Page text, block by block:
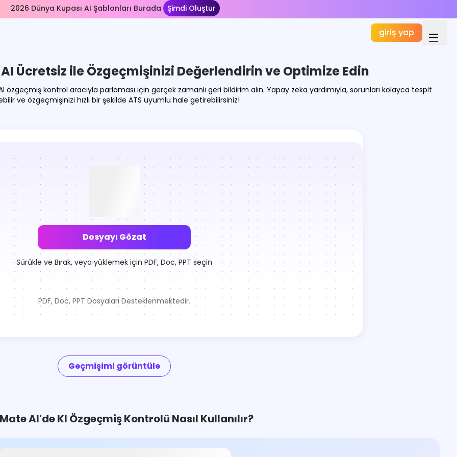
2026 Dünya Kupası AI Şablonları Burada Şimdi Oluştur
giriş yap
Ücretsiz ile Özgeçmişinizi Değerlendirin ve Optimize Edin
kontrol aracıyla parlaması için gerçek zamanlı geri bildirim alın. Yapay zeka yardımıyla, sorunları kolayca tespit
ve özgeçmişinizi hızlı bir şekilde ATS uyumlu hale getirebilirsiniz!
Dosyayı Gözat
Sürükle ve Bırak, veya yüklemek için PDF, Doc, PPT seçin
PDF, Doc, PPT Dosyaları Desteklenmektedir.
Geçmişimi görüntüle
AI'de KI Özgeçmiş Kontrolü Nasıl Kullanılır?